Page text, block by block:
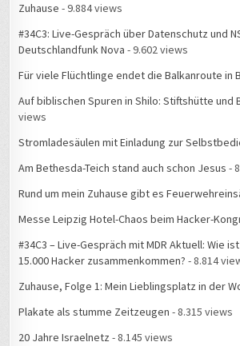
Zuhause - 9.884 views
#34C3: Live-Gespräch über Datenschutz und
Deutschlandfunk Nova - 9.602 views
Für viele Flüchtlinge endet die Balkanroute in
Auf biblischen Spuren in Shilo: Stiftshütte und
views
Stromladesäulen mit Einladung zur
Am Bethesda-Teich stand auch schon Jesus -
Rund um mein Zuhause gibt es
Messe Leipzig Hotel-Chaos beim Hacker-
#34C3 – Live-Gespräch mit MDR Aktuell: Wie
15.000 Hacker zusammenkommen? - 8.814
Zuhause, Folge 1: Mein Lieblingsplatz in der
Plakate als stumme Zeitzeugen - 8.315 views
20 Jahre Israelnetz - 8.145 views